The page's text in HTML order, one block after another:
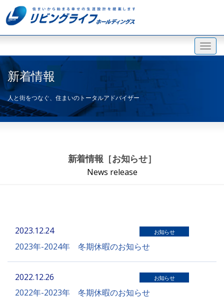
新着情報
人と街をつなぐ、住まいのトータルアドバイザー
新着情報［お知らせ］
News release
2023.12.24 お知らせ
2023年-2024年 冬期休暇のお知らせ
2022.12.26 お知らせ
2022年-2023年 冬期休暇のお知らせ